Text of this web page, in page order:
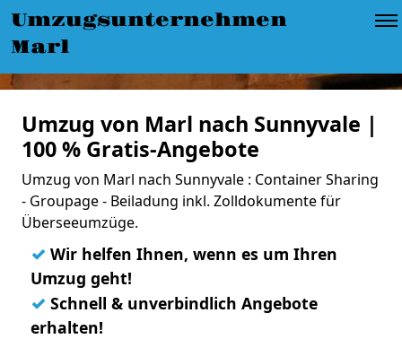
Umzugsunternehmen
Marl
Umzug von Marl nach Sunnyvale |
100 % Gratis-Angebote
Umzug von Marl nach Sunnyvale : Container Sharing
- Groupage - Beiladung inkl. Zolldokumente für
Überseeumzüge.
✓ Wir helfen Ihnen, wenn es um Ihren
Umzug geht!
✓ Schnell & unverbindlich Angebote
erhalten!